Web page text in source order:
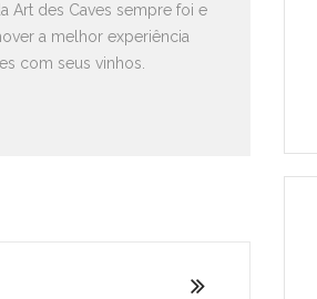
Art des Caves sempre foi e
a melhor experiência
com seus vinhos.